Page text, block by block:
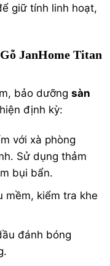
giữ tính linh hoạt,
JanHome Titan
bảo dưỡng sàn
định kỳ:
với xà phòng
Sử dụng thảm
bụi bẩn.
mềm, kiểm tra khe
đánh bóng